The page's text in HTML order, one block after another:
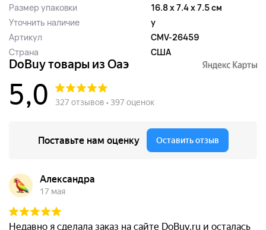
Размер упаковки
16.8 x 7.4 x 7.5 см
Уточнить наличие
y
Артикул
CMV-26459
Страна
США